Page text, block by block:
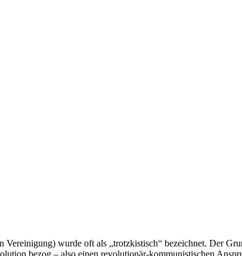
wurde oft als „trotzkistisch“ bezeichnet. Der
bezog – also einen revolutionär-kommunistischen